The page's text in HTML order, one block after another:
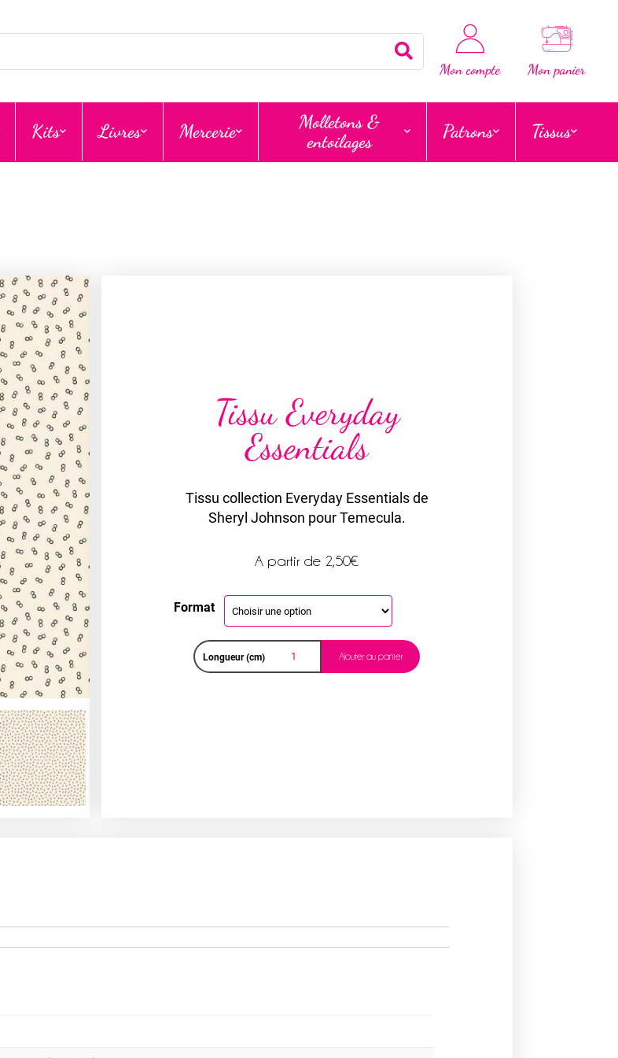
Rechercher
Mon compte Mon panier
Kits Livres Mercerie
Molletons &
entoilages
Patrons Tissus
Tissu Everyday
Essentials
Tissu collection Everyday Essentials de
Sheryl Johnson pour Temecula.
A partir de 2,50€
Format
Longueur (cm) Ajouter au panier